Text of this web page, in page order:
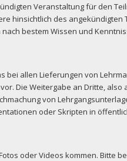
Veranstaltung für den
hinsichtlich des
bestem Wissen und
allen Lieferungen von
Die Weitergabe an Dritte,
von
oder Skripten in
oder Videos kommen. Bitte